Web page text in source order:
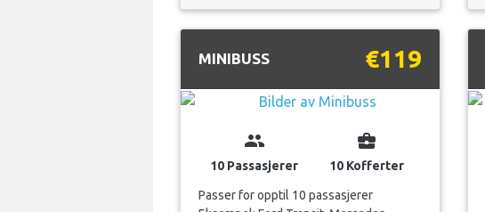
MINIBUSS €119
group
10 Passasjerer
business_center
10 Kofferter
Passer for opptil 10 passasjerer